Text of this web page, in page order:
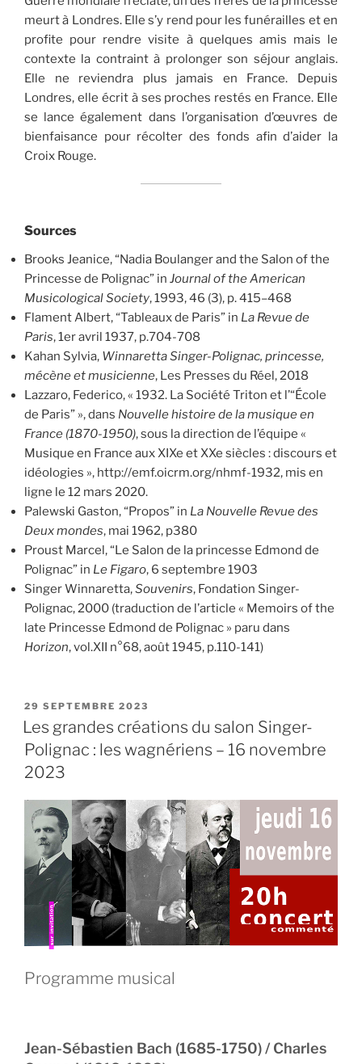
meurt à Londres. Elle s’y rend pour les funérailles et en
profite pour rendre visite à quelques amis mais le
contexte la contraint à prolonger son séjour anglais.
Elle ne reviendra plus jamais en France. Depuis
Londres, elle écrit à ses proches restés en France. Elle
se lance également dans l’organisation d’œuvres de
bienfaisance pour récolter des fonds afin d’aider la
Croix Rouge.
Sources
Brooks Jeanice, “Nadia Boulanger and the Salon of the
Princesse de Polignac” in Journal of the American
Musicological Society, 1993, 46 (3), p. 415–468
Flament Albert, “Tableaux de Paris” in La Revue de
Paris, 1er avril 1937, p.704-708
Kahan Sylvia, Winnaretta Singer-Polignac, princesse,
mécène et musicienne, Les Presses du Réel, 2018
Lazzaro, Federico, « 1932. La Société Triton et l’“École
de Paris” », dans Nouvelle histoire de la musique en
France (1870-1950), sous la direction de l’équipe «
Musique en France aux XIXe et XXe siècles : discours et
idéologies », http://emf.oicrm.org/nhmf-1932, mis en
ligne le 12 mars 2020.
Palewski Gaston, “Propos” in La Nouvelle Revue des
Deux mondes, mai 1962, p380
Proust Marcel, “Le Salon de la princesse Edmond de
Polignac” in Le Figaro, 6 septembre 1903
Singer Winnaretta,Souvenirs, Fondation Singer-
Polignac, 2000 (traduction de l’article « Memoirs of the
late Princesse Edmond de Polignac » paru dans
Horizon, vol.XII n°68, août 1945, p.110-141)
PUBLIÉ
LE
29 SEPTEMBRE 2023
Les grandes créations du salon Singer-
Polignac : les wagnériens – 16 novembre
2023
Programme musical
Jean-Sébastien Bach (1685-1750) / Charles